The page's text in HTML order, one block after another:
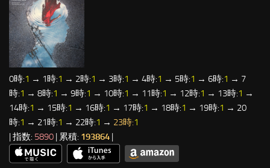
0時:1 → 1時:1 → 2時:1 → 3時:1 → 4時:1 → 5時:1 → 6時:1 → 7
時:1 → 8時:1 → 9時:1 → 10時:1 → 11時:1 → 12時:1 → 13時:1 →
14時:1 → 15時:1 → 16時:1 → 17時:1 → 18時:1 → 19時:1 → 20
時:1 → 21時:1 → 22時:1 → 23時:1
| 指数: 5890 | 累積: 193864 |